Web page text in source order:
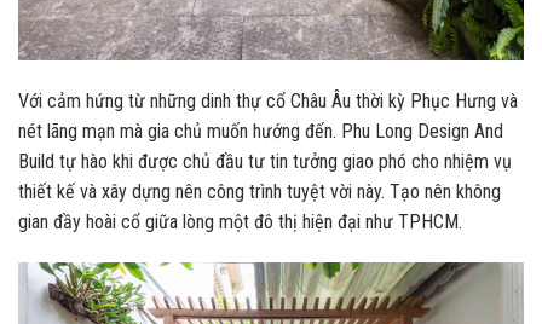
Với cảm hứng từ những dinh thự cổ Châu Âu thời kỳ Phục Hưng và
nét lãng mạn mà gia chủ muốn hướng đến. Phu Long Design And
Build tự hào khi được chủ đầu tư tin tưởng giao phó cho nhiệm vụ
thiết kế và xây dựng nên công trình tuyệt vời này. Tạo nên không
gian đầy hoài cổ giữa lòng một đô thị hiện đại như TPHCM.